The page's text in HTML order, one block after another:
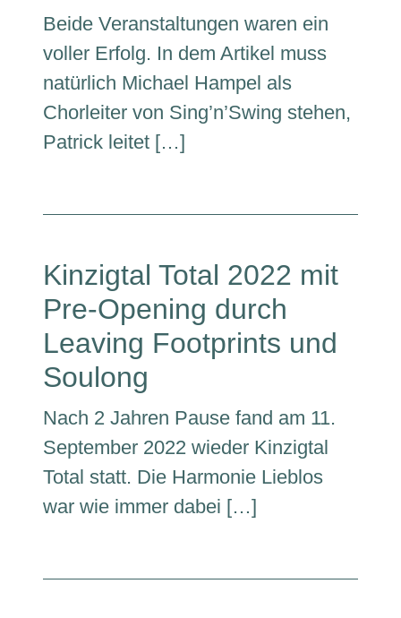
Beide Veranstaltungen waren ein
voller Erfolg. In dem Artikel muss
natürlich Michael Hampel als
Chorleiter von Sing’n’Swing stehen,
Patrick leitet […]
Kinzigtal Total 2022 mit
Pre-Opening durch
Leaving Footprints und
Soulong
Nach 2 Jahren Pause fand am 11.
September 2022 wieder Kinzigtal
Total statt. Die Harmonie Lieblos
war wie immer dabei […]